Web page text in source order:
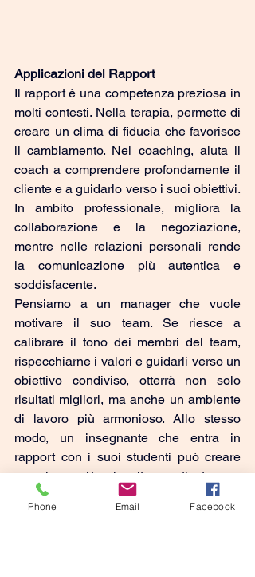
Applicazioni del Rapport
Il rapport è una competenza preziosa in
molti contesti. Nella terapia, permette di
creare un clima di fiducia che favorisce
il cambiamento. Nel coaching, aiuta il
coach a comprendere profondamente il
cliente e a guidarlo verso i suoi obiettivi.
In ambito professionale, migliora la
collaborazione e la negoziazione,
mentre nelle relazioni personali rende
la comunicazione più autentica e
soddisfacente.
Pensiamo a un manager che vuole
motivare il suo team. Se riesce a
calibrare il tono dei membri del team,
rispecchiarne i valori e guidarli verso un
obiettivo condiviso, otterrà non solo
risultati migliori, ma anche un ambiente
di lavoro più armonioso. Allo stesso
modo, un insegnante che entra in
rapport con i suoi studenti può creare
una classe più coinvolta e motivata.
Conclusione: un ponte per connettersi
Phone Email Facebook